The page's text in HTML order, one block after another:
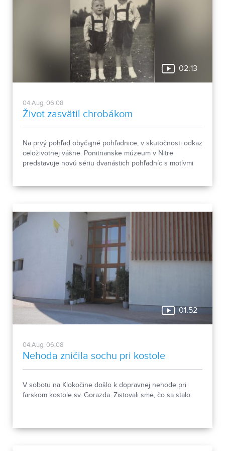
02:13
04.Aug, 06:08
Život zasvätil chrobákom
Na prvý pohľad obyčajné pohľadnice, v skutočnosti odkaz
celoživotnej vášne. Ponitrianske múzeum v Nitre
predstavuje novú sériu dvanástich pohľadníc s motívmi
odchode.
01:52
04.Aug, 06:08
Nehoda zničila sochu pri kostole
V sobotu na Klokočine došlo k dopravnej nehode pri
farskom kostole sv. Gorazda. Zistovali sme, čo sa stalo.